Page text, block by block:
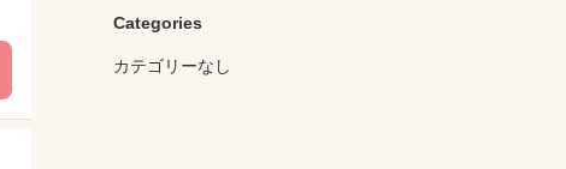
Categories
カテゴリーなし